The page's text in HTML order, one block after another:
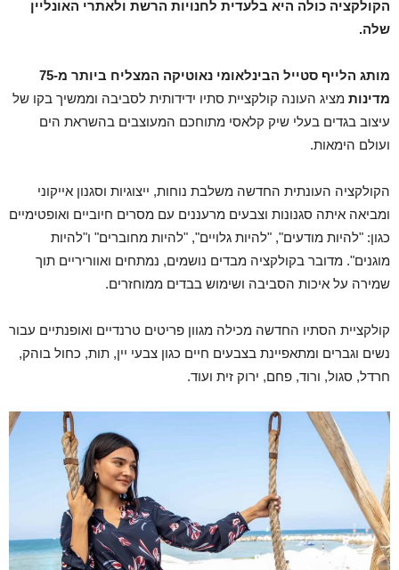
הקולקציה כולה היא בלעדית לחנויות הרשת ולאתרי האונליין
שלה.
מותג הלייף סטייל הבינלאומי נאוטיקה המצליח ביותר מ-75
מדינות מציג העונה קולקציית סתיו ידידותית לסביבה וממשיך בקו של
עיצוב בגדים בעלי שיק קלאסי מתוחכם המעוצבים בהשראת הים
ועולם הימאות.
הקולקציה העונתית החדשה משלבת נוחות, ייצוגיות וסגנון אייקוני
ומביאה איתה סגנונות וצבעים מרעננים עם מסרים חיוביים ואופטימיים
כגון: "להיות מודעים", "להיות גלויים", "להיות מחוברים" ו"להיות
מוגנים". מדובר בקולקציה מבדים נושמים, נמתחים ואווריריים תוך
שמירה על איכות הסביבה ושימוש בבדים ממוחזרים.
קולקציית הסתיו החדשה מכילה מגוון פריטים טרנדיים ואופנתיים עבור
נשים וגברים ומתאפיינת בצבעים חיים כגון צבעי יין, תות, כחול בוהק,
חרדל, סגול, ורוד, פחם, ירוק זית ועוד.